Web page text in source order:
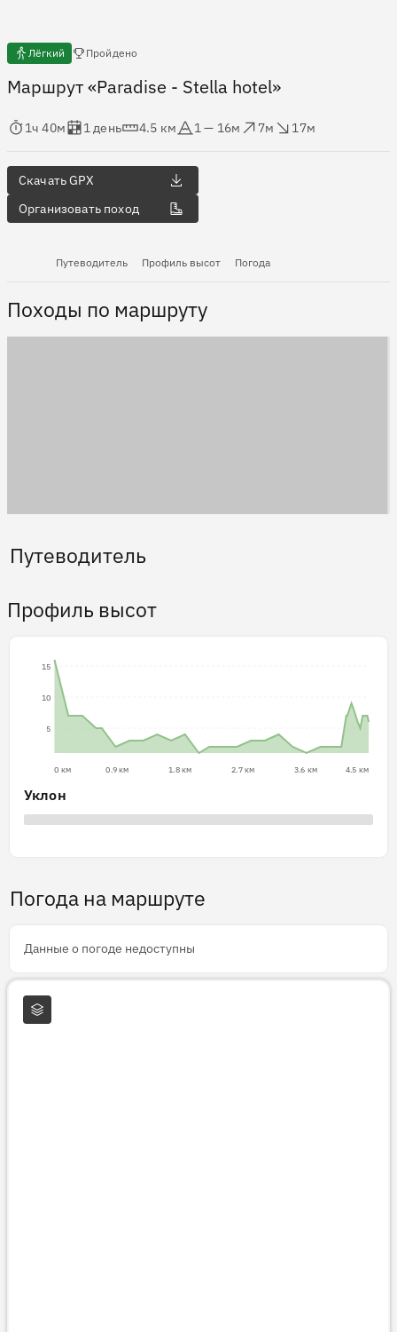
Лёгкий Пройдено
Маршрут «Paradise - Stella hotel»
в пути
1ч 40м
Оценка в днях
1 день
Дистанция
4.5 км
Абсолютная высота
1 — 16м
Набор высоты
7м
Сброс высоты
17м
Скачать GPX
Организовать поход
Путеводитель Профиль высот Погода
Походы по маршруту
Путеводитель
Профиль высот
5
10
15
0 км 0.9 км 1.8 км 2.7 км 3.6 км 4.5 км
Уклон
Погода на маршруте
Данные о погоде недоступны